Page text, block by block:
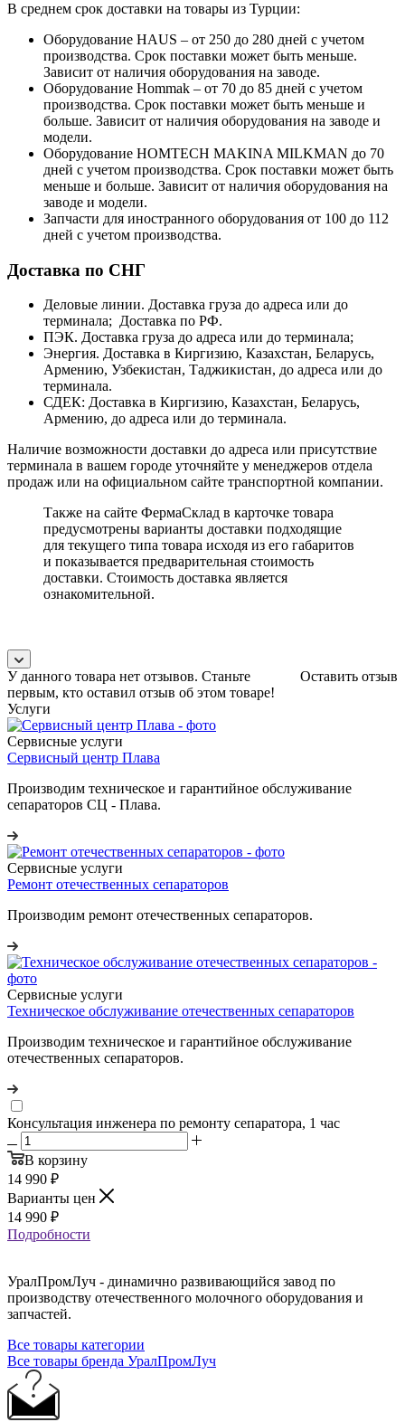
В среднем срок доставки на товары из Турции:
Оборудование HAUS – от 250 до 280 дней с учетом
производства. Срок поставки может быть меньше.
Зависит от наличия оборудования на заводе.
Оборудование Hommak – от 70 до 85 дней с учетом
производства. Срок поставки может быть меньше и
больше. Зависит от наличия оборудования на заводе и
модели.
Оборудование HOMTECH MAKINA MILKMAN до 70
дней с учетом производства. Срок поставки может быть
меньше и больше. Зависит от наличия оборудования на
заводе и модели.
Запчасти для иностранного оборудования от 100 до 112
дней с учетом производства.
Доставка по СНГ
Деловые линии. Доставка груза до адреса или до
терминала; Доставка по РФ.
ПЭК. Доставка груза до адреса или до терминала;
Энергия. Доставка в Киргизию, Казахстан, Беларусь,
Армению, Узбекистан, Таджикистан, до адреса или до
терминала.
СДЕК: Доставка в Киргизию, Казахстан, Беларусь,
Армению, до адреса или до терминала.
Наличие возможности доставки до адреса или присутствие
терминала в вашем городе уточняйте у менеджеров отдела
продаж или на официальном сайте транспортной компании.
Также на сайте ФермаСклад в карточке товара
предусмотрены варианты доставки подходящие
для текущего типа товара исходя из его габаритов
и показывается предварительная стоимость
доставки. Стоимость доставка является
ознакомительной.
Оставить отзыв
У данного товара нет отзывов. Станьте
первым, кто оставил отзыв об этом товаре!
Услуги
Сервисные услуги
Сервисный центр Плава
Производим техническое и гарантийное обслуживание
сепараторов СЦ - Плава.
Сервисные услуги
Ремонт отечественных сепараторов
Производим ремонт отечественных сепараторов.
Сервисные услуги
Техническое обслуживание отечественных сепараторов
Производим техническое и гарантийное обслуживание
отечественных сепараторов.
Консультация инженера по ремонту сепаратора, 1 час
В корзину
14 990 ₽
Варианты цен
14 990 ₽
Подробности
УралПромЛуч - динамично развивающийся завод по
производству отечественного молочного оборудования и
запчастей.
Все товары категории
Все товары бренда УралПромЛуч